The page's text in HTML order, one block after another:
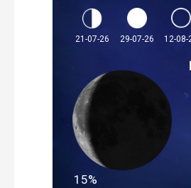
21-07-26 29-07-26 12-08-
15%